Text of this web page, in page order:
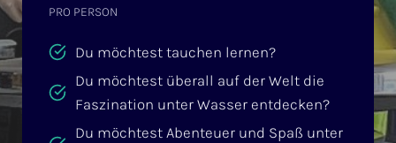
PRO PERSON
Du möchtest tauchen lernen?
Du möchtest überall auf der Welt die
Faszination unter Wasser entdecken?
Du möchtest Abenteuer und Spaß unter